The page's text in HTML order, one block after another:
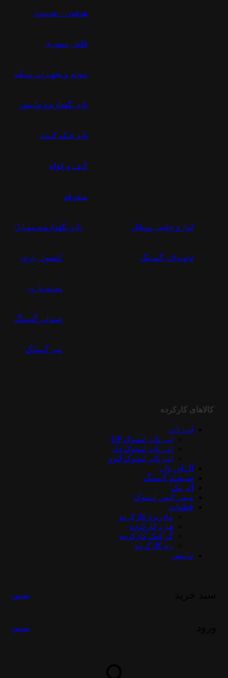
هدفون – هدست
فلش مموری
مودم و تجهیزات شبکه
پایه نگهدارنده مانیتور
پایه خنک کننده
کیف و کوله
متفرقه
لوازم جانبی موبایل پایه نگهدارنده موبایل
تجهیزات گیمینگ کنسول بازی
دسته بازی
صندلی گیمینگ
میز گیمینگ
کالاهای کارکرده
لپ تاپ
لپ تاپ استوک HP
لپ تاپ استوک دل
لپ تاپ استوک لنوو
آل این وان
سیستم گیمینگ
آی مک
مینی کیس استوک
قطعات
مادربرد کارکرده
هارد کارکرده
گرافیک کارکرده
رم کارکرده
مانیتور
بستن
بستن